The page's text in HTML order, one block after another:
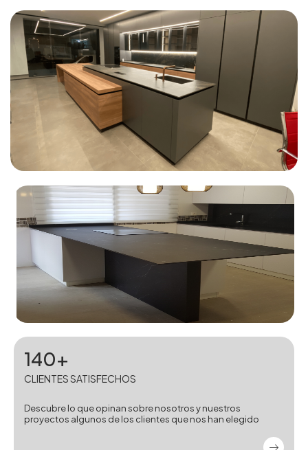
140+
CLIENTES SATISFECHOS
Descubre lo que opinan sobre nosotros y nuestros
proyectos algunos de los clientes que nos han elegido